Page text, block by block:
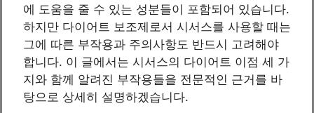
에 도움을 줄 수 있는 성분들이 포함되어 있습니다.
하지만 다이어트 보조제로서 시서스를 사용할 때는
그에 따른 부작용과 주의사항도 반드시 고려해야
합니다. 이 글에서는 시서스의 다이어트 이점 세 가
지와 함께 알려진 부작용들을 전문적인 근거를 바
탕으로 상세히 설명하겠습니다.